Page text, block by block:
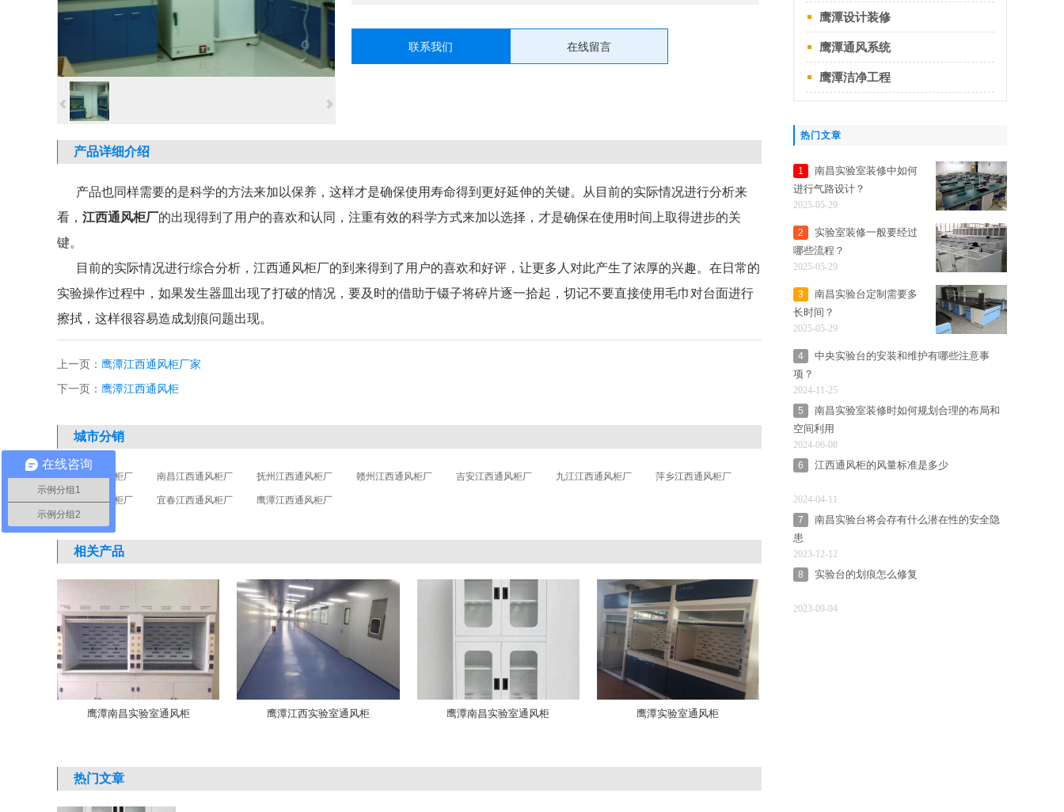
联系我们 在线留言
产品详细介绍
产品也同样需要的是科学的方法来加以保养，这样才是确保使用寿命得到更好延伸的关键。从目前的实际情况进行分析来
看， 江西通风柜厂的出现得到了用户的喜欢和认同，注重有效的科学方式来加以选择，才是确保在使用时间上取得进步的关
键。
目前的实际情况进行综合分析， 江西通风柜厂的到来得到了用户的喜欢和好评，让更多人对此产生了浓厚的兴趣。在日常的
实验操作过程中，如果发生器皿出现了打破的情况，要及时的借助于镊子将碎片逐一拾起，切记不要直接使用毛巾对台面进行
擦拭，这样很容易造成划痕问题出现。
上一页： 鹰潭江西通风柜厂家
下一页： 鹰潭江西通风柜
城市分销
江西江西通风柜厂 南昌江西通风柜厂 抚州江西通风柜厂 赣州江西通风柜厂 吉安江西通风柜厂 九江江西通风柜厂 萍乡江西通风柜厂
新余江西通风柜厂 宜春江西通风柜厂 鹰潭江西通风柜厂
相关产品
鹰潭南昌实验室通风柜 鹰潭江西实验室通风柜 鹰潭南昌实验室通风柜 鹰潭实验室通风柜
热门文章
鹰潭设计装修
鹰潭通风系统
鹰潭洁净工程
热门文章
1
南昌实验室装修中如何
进行气路设计？
2025-05-29
2
实验室装修一般要经过
哪些流程？
2025-05-29
3
南昌实验台定制需要多
长时间？
2025-05-29
4
中央实验台的安装和维护有哪些注意事
项？
2024-11-25
5
南昌实验室装修时如何规划合理的布局和
空间利用
2024-06-08
6
江西通风柜的风量标准是多少
2024-04-11
7
南昌实验台将会存有什么潜在性的安全隐
患
2023-12-12
8
实验台的划痕怎么修复
2023-09-04
在线咨询
示例分组1
示例分组2